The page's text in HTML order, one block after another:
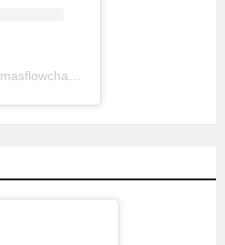
masflowchampeta